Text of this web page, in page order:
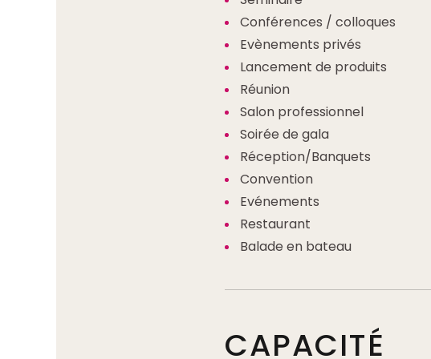
Conférences / colloques
Evènements privés
Lancement de produits
Réunion
Salon professionnel
Soirée de gala
Réception/Banquets
Convention
Evénements
Restaurant
Balade en bateau
CAPACITÉ